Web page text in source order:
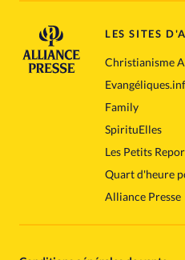
LES SITES
Christianisme
Family
SpirituElles
Les Petits
Quart d'heure
Alliance Presse